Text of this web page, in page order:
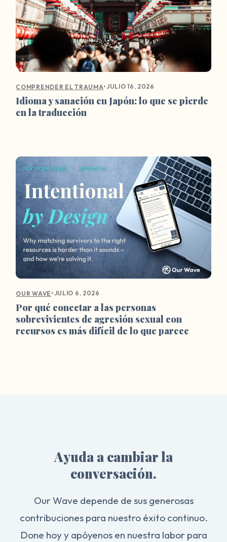
COMPRENDER EL TRAUMA•JULIO 16, 2026
Idioma y sanación en Japón: lo que se pierde
en la traducción
OUR WAVE •JULIO 6, 2026
Por qué conectar a las personas
sobrevivientes de agresión sexual con
recursos es más difícil de lo que parece
Ayuda a cambiar la
conversación.
Our Wave depende de sus generosas
contribuciones para nuestro éxito continuo.
Done hoy y apóyenos en nuestra labor para